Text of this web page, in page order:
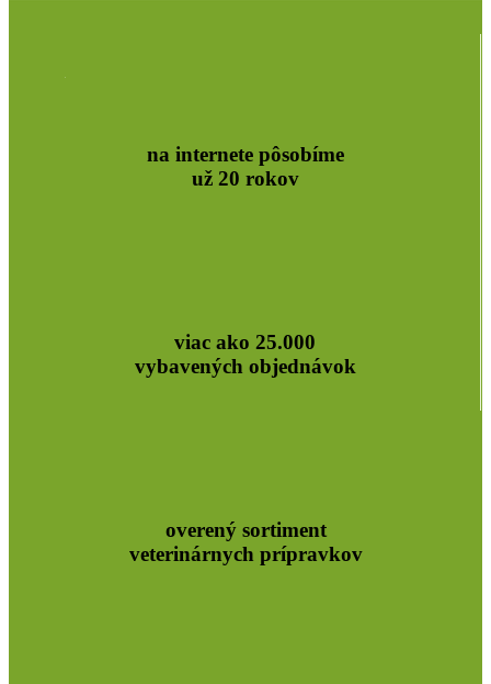
na internete pôsobíme
už 20 rokov
viac ako 25.000
vybavených objednávok
overený sortiment
veterinárnych prípravkov